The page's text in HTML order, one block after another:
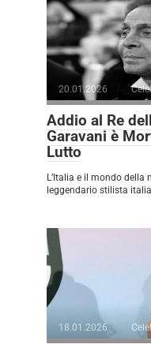
20.01.2026
Addio al Re
Garavani è
Lutto
L’Italia e il mondo
leggendario stilista
18.01.2026